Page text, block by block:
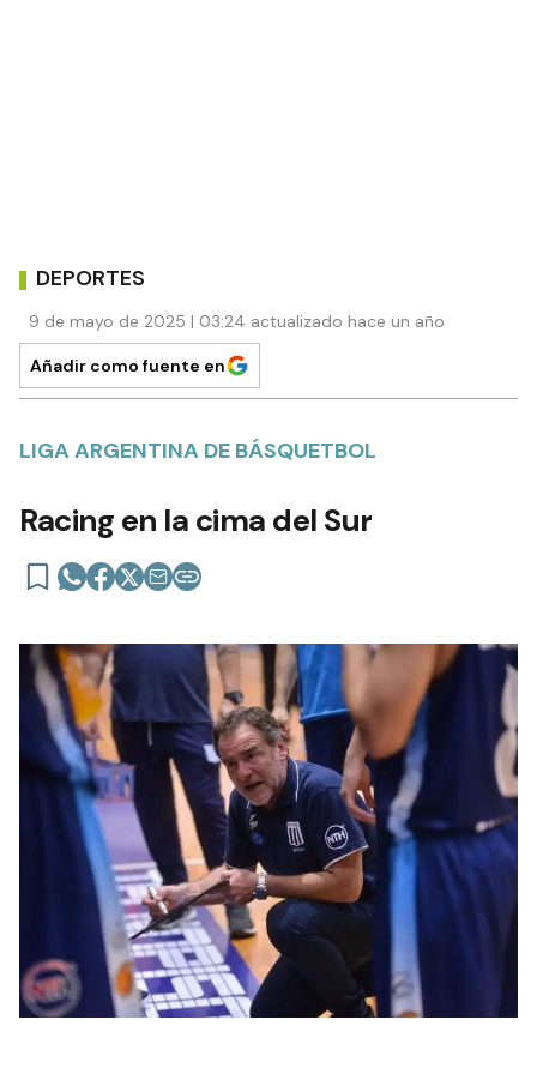
DEPORTES
9 de mayo de 2025 | 03:24 actualizado hace un año
Añadir como fuente en
LIGA ARGENTINA DE BÁSQUETBOL
Racing en la cima del Sur